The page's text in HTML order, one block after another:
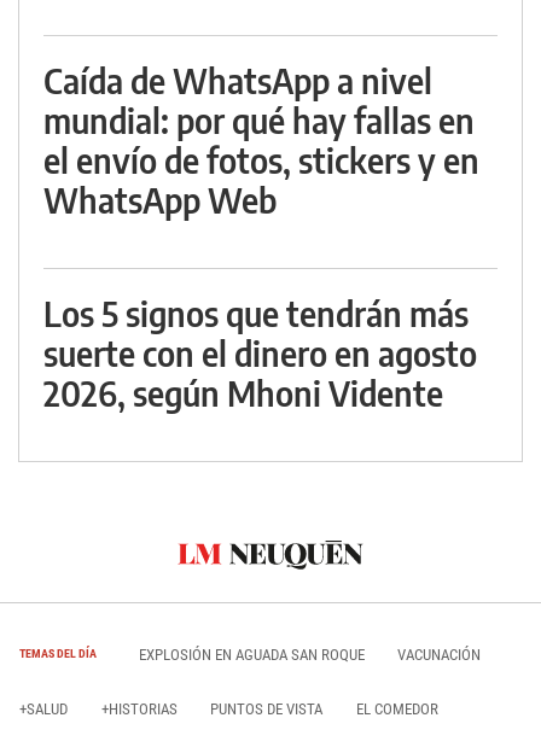
Caída de WhatsApp a nivel
mundial: por qué hay fallas en
el envío de fotos, stickers y en
WhatsApp Web
Los 5 signos que tendrán más
suerte con el dinero en agosto
2026, según Mhoni Vidente
TEMAS DEL DÍA EXPLOSIÓN EN AGUADA SAN ROQUE VACUNACIÓN
+SALUD +HISTORIAS PUNTOS DE VISTA EL COMEDOR